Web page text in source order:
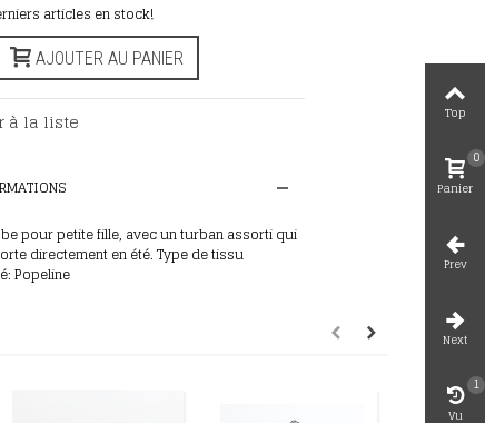
articles en stock!
AJOUTER AU PANIER
à la liste
pour petite fille, avec un turban assorti qui
directement en été. Type de tissu
Popeline
Top
Panier
0
Prev
Next
Vu
1